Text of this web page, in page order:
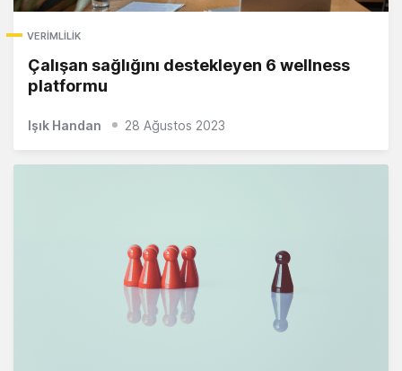
VERIMLILIK
Çalışan sağlığını destekleyen 6 wellness
platformu
Işık Handan 28 Ağustos 2023